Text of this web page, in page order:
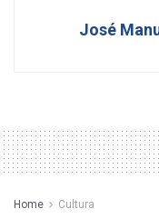
José
Home Cultura